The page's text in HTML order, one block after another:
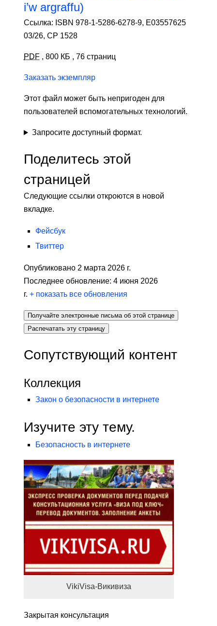
i’w argraffu)
Ссылка: ISBN 978-1-5286-6278-9, E03557625
03/26, CP 1528
PDF , 800 КБ , 76 страниц
Заказать экземпляр
Этот файл может быть непригоден для
пользователей вспомогательных технологий.
Запросите доступный формат.
Поделитесь этой
страницей
Следующие ссылки откроются в новой
вкладке.
Фейсбук
Твиттер
Опубликовано 2 марта 2026 г.
Последнее обновление: 4 июня 2026
г. + показать все обновления
Получайте электронные письма об этой странице
Распечатать эту страницу
Сопутствующий контент
Коллекция
Закон о безопасности в интернете
Изучите эту тему.
Безопасность в интернете
VikiVisa-Викивиза
Закрытая консультация